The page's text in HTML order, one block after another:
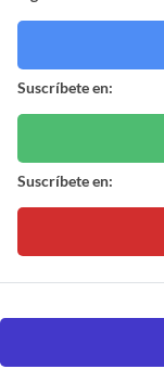
Suscríbete en:
Suscríbete en: